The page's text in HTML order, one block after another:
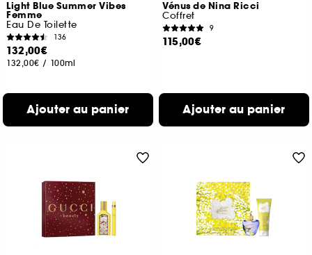
Light Blue Summer Vibes
Femme
Eau De Toilette
136
132,00€
132,00€ / 100ml
Ajouter au panier
Vénus de Nina Ricci
Coffret
9
115,00€
Ajouter au panier